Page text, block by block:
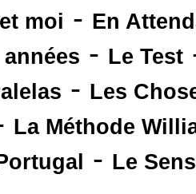
moi - En
- Le Test
- Les
La Méthode
- Le